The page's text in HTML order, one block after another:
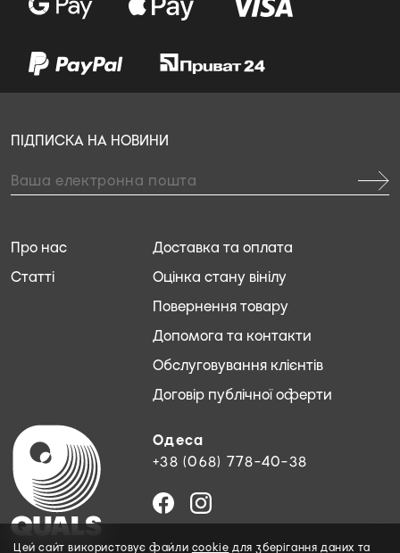
Одеса
+38 (068) 778-40-38
Доставка та оплата
Оцінка стану вінілу
Повернення товару
Допомога та контакти
Обслуговування клієнтів
Договір публічної оферти
Про нас
Статті
ПІДПИСКА НА НОВИНИ
Цей сайт використовує файли cookie для зберігання даних та